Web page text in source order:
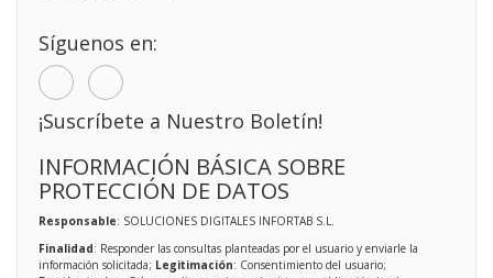
Síguenos en:
¡Suscríbete a Nuestro Boletín!
INFORMACIÓN BÁSICA SOBRE
PROTECCIÓN DE DATOS
Responsable: SOLUCIONES DIGITALES INFORTAB S.L.
Finalidad: Responder las consultas planteadas por el usuario y enviarle la
información solicitada; Legitimación: Consentimiento del usuario;